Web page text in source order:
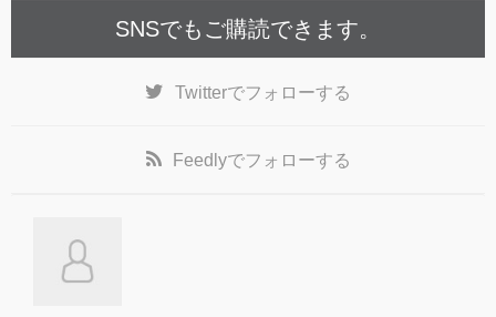
SNSでもご購読できます。
Twitterでフォローする
Feedlyでフォローする